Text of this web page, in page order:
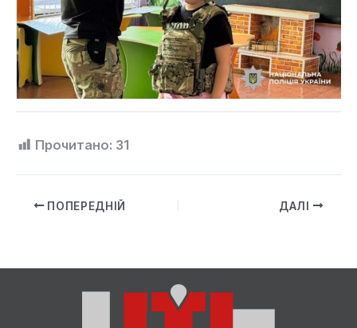
Прочитано: 31
ПОПЕРЕДНІЙ ДАЛІ